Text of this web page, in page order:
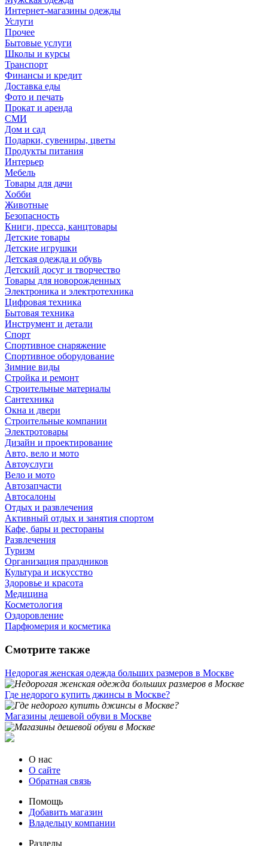
Интернет-магазины одежды
Услуги
Прочее
Бытовые услуги
Школы и курсы
Транспорт
Финансы и кредит
Доставка еды
Фото и печать
Прокат и аренда
СМИ
Дом и сад
Подарки, сувениры, цветы
Продукты питания
Интерьер
Мебель
Товары для дачи
Хобби
Животные
Безопасность
Книги, пресса, канцтовары
Детские товары
Детские игрушки
Детская одежда и обувь
Детский досуг и творчество
Товары для новорожденных
Электроника и электротехника
Цифровая техника
Бытовая техника
Инструмент и детали
Спорт
Спортивное снаряжение
Спортивное оборудование
Зимние виды
Стройка и ремонт
Строительные материалы
Сантехника
Окна и двери
Строительные компании
Электротовары
Дизайн и проектирование
Авто, вело и мото
Автоуслуги
Вело и мото
Автозапчасти
Автосалоны
Отдых и развлечения
Активный отдых и занятия спортом
Кафе, бары и рестораны
Развлечения
Туризм
Организация праздников
Культура и искусство
Здоровье и красота
Медицина
Косметология
Оздоровление
Парфюмерия и косметика
Смотрите также
Недорогая женская одежда больших размеров в Москве
Где недорого купить джинсы в Москве?
Магазины дешевой обуви в Москве
О нас
О сайте
Обратная связь
Помощь
Добавить магазин
Владельцу компании
Разделы